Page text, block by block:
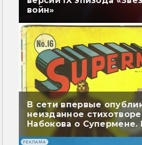
войн»
В сети впервые
неизданное
Набокова о
перевели
РЕКЛАМА